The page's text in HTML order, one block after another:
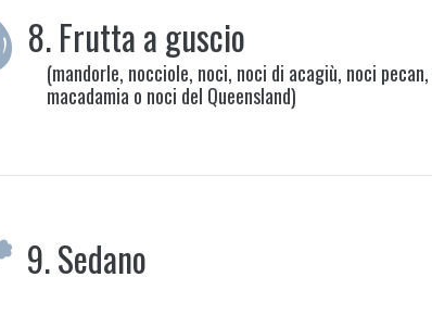
8.Frutta a guscio
(mandorle, nocciole, noci, noci di acagiù, noci
macadamia o noci del Queensland)
9.Sedano